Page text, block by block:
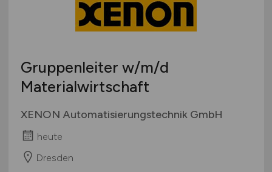
Gruppenleiter w/m/d
Materialwirtschaft
XENON Automatisierungstechnik GmbH
heute
Dresden